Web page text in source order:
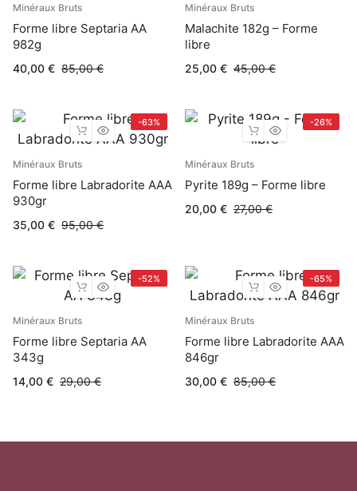
Minéraux Bruts
Forme libre Septaria AA
982g
40,00 € 85,00€
Minéraux Bruts
Malachite 182g – Forme
libre
25,00 € 45,00€
-63%
Minéraux Bruts
Forme libre Labradorite AAA
930gr
35,00 € 95,00€
-26%
Minéraux Bruts
Pyrite 189g – Forme libre
20,00 € 27,00€
-52%
Minéraux Bruts
Forme libre Septaria AA
343g
14,00 € 29,00€
-65%
Minéraux Bruts
Forme libre Labradorite AAA
846gr
30,00 € 85,00€